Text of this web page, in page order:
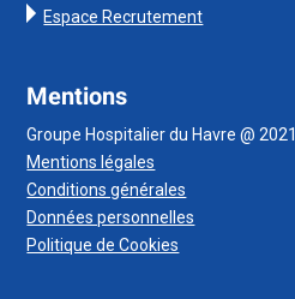
Espace Recrutement
Mentions
Groupe Hospitalier du Havre @ 2021
Mentions légales
Conditions générales
Données personnelles
Politique de Cookies